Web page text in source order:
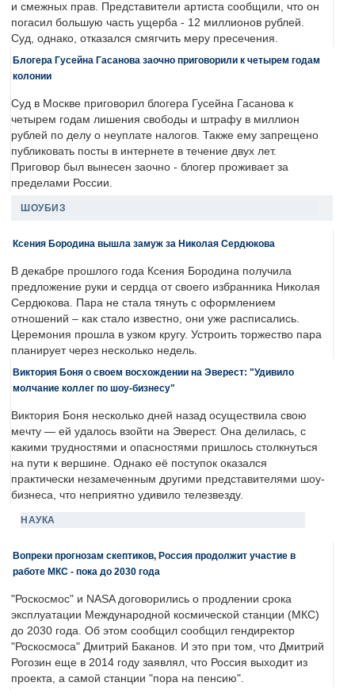
и смежных прав. Представители артиста сообщили, что он
погасил большую часть ущерба - 12 миллионов рублей.
Суд, однако, отказался смягчить меру пресечения.
Блогера Гусейна Гасанова заочно приговорили к четырем годам
колонии
Суд в Москве приговорил блогера Гусейна Гасанова к
четырем годам лишения свободы и штрафу в миллион
рублей по делу о неуплате налогов. Также ему запрещено
публиковать посты в интернете в течение двух лет.
Приговор был вынесен заочно - блогер проживает за
пределами России.
ШОУБИЗ
Ксения Бородина вышла замуж за Николая Сердюкова
В декабре прошлого года Ксения Бородина получила
предложение руки и сердца от своего избранника Николая
Сердюкова. Пара не стала тянуть с оформлением
отношений – как стало известно, они уже расписались.
Церемония прошла в узком кругу. Устроить торжество пара
планирует через несколько недель.
Виктория Боня о своем восхождении на Эверест: "Удивило
молчание коллег по шоу-бизнесу"
Виктория Боня несколько дней назад осуществила свою
мечту — ей удалось взойти на Эверест. Она делилась, с
какими трудностями и опасностями пришлось столкнуться
на пути к вершине. Однако её поступок оказался
практически незамеченным другими представителями шоу-
бизнеса, что неприятно удивило телезвезду.
НАУКА
Вопреки прогнозам скептиков, Россия продолжит участие в
работе МКС - пока до 2030 года
"Роскосмос" и NASA договорились о продлении срока
эксплуатации Международной космической станции (МКС)
до 2030 года. Об этом сообщил сообщил гендиректор
"Роскосмоса" Дмитрий Баканов. И это при том, что Дмитрий
Рогозин еще в 2014 году заявлял, что Россия выходит из
проекта, а самой станции "пора на пенсию".